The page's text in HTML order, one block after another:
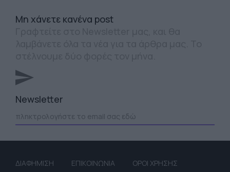
Mη χάνετε κανένα post
Newsletter
ΔΙΑΦΗΜΙΣΗ ΕΠΙΚΟΙΝΩΝΙΑ
ΟΡΟΙ ΧΡΗΣΗΣ